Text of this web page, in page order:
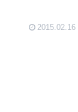
2015.02.16